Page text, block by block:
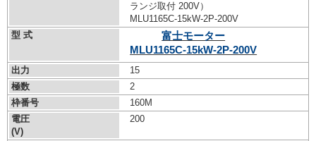
ランジ取付 200V）
MLU1165C-15kW-2P-200V
型 式
富士モーター
MLU1165C-15kW-2P-200V
出力
15
極数
2
枠番号
160M
電圧
(V)
200